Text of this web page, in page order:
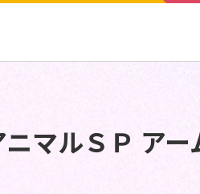
マルＳＰ ア